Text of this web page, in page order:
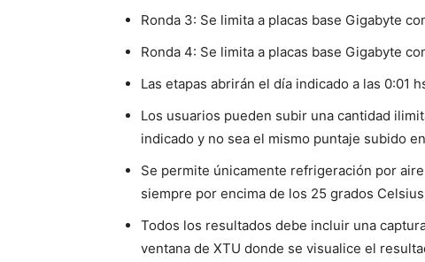
Ronda 3: Se limita a placas base Gigabyte
Ronda 4: Se limita a placas base Gigabyte
Las etapas abrirán el día indicado a las 0:01
Los usuarios pueden subir una cantidad
indicado y no sea el mismo puntaje subido
Se permite únicamente refrigeración por
siempre por encima de los 25 grados
Todos los resultados debe incluir una
ventana de XTU donde se visualice el